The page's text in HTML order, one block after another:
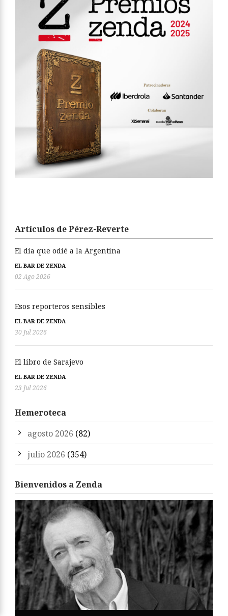
Artículos de Pérez-Reverte
El día que odié a la Argentina
EL BAR DE ZENDA
02 Ago 2026
Esos reporteros sensibles
EL BAR DE ZENDA
30 Jul 2026
El libro de Sarajevo
EL BAR DE ZENDA
23 Jul 2026
Hemeroteca
agosto 2026 (82)
julio 2026 (354)
Bienvenidos a Zenda